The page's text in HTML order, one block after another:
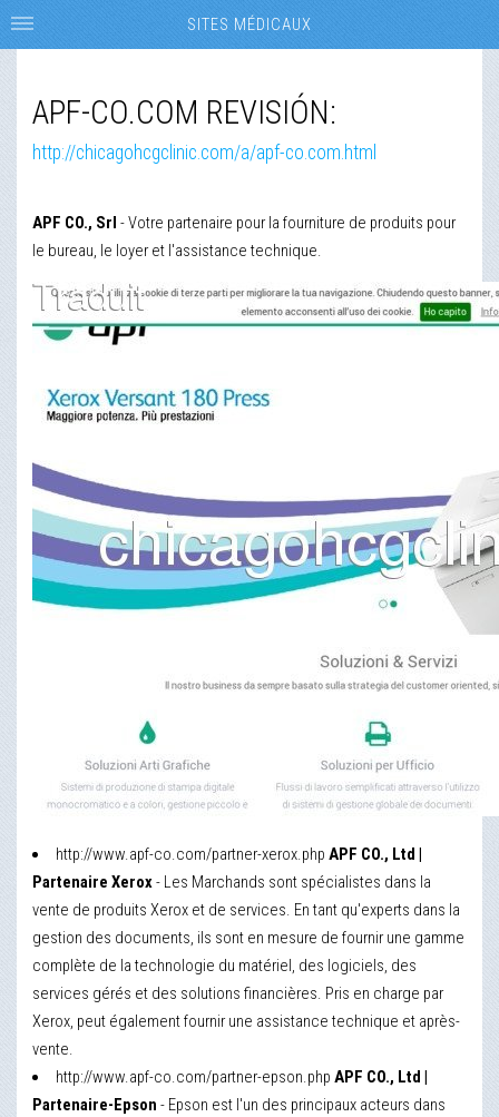
APF-CO.COM REVISIÓN:
http://chicagohcgclinic.com/a/apf-co.com.html
APF CO., Srl - Votre partenaire pour la fourniture de produits pour
le bureau, le loyer et l'assistance technique.
http://www.apf-co.com/partner-xerox.php APF CO., Ltd |
Partenaire Xerox- Les Marchands sont spécialistes dans la
vente de produits Xerox et de services. En tant qu'experts dans la
gestion des documents, ils sont en mesure de fournir une gamme
complète de la technologie du matériel, des logiciels, des
services gérés et des solutions financières. Pris en charge par
Xerox, peut également fournir une assistance technique et après-
vente.
http://www.apf-co.com/partner-epson.php APF CO., Ltd |
Partenaire-Epson - Epson est l'un des principaux acteurs dans
SITES MÉDICAUX